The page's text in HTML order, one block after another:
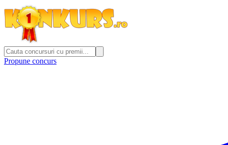
Propune concurs